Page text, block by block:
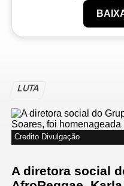
LUTA
Credito Divulgação
A diretora social